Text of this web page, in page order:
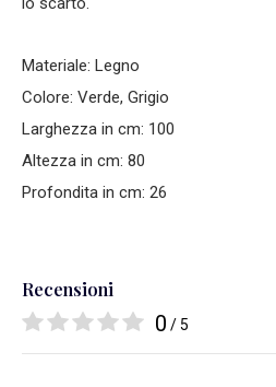
Materiale: Legno
Colore: Verde, Grigio
Larghezza in cm: 100
Altezza in cm: 80
Profondita in cm: 26
Recensioni
0 / 5